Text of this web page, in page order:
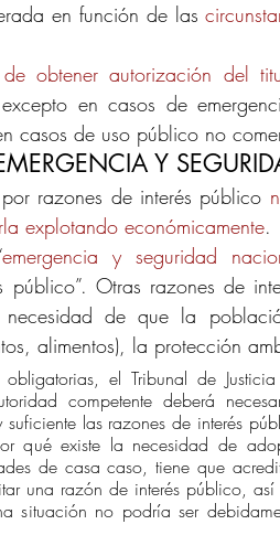
en función de las
obtener autorización del
en casos de
casos de uso público no
Y
razones de interés público
explotando económicamente.
emergencia y seguridad
público”. Otras razones de
de que la
alimentos), la protección
el Tribunal de
competente deberá
las razones de interés
qué existe la necesidad de
de casa caso, tiene que
una razón de interés público,
situación no podría ser